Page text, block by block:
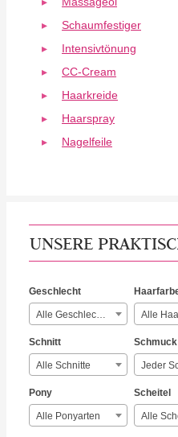
Schaumfestiger
Intensivtönung
CC-Cream
Haarkreide
Haarspray
Nagelfeile
UNSERE
Geschlecht
Alle Geschlechter Alle
Schnitt
Alle Schnitte
Schmuck
Jeder
Pony
Alle Ponyarten
Scheitel